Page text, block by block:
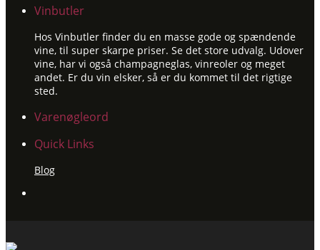
Vinbutler
Hos Vinbutler finder du en masse gode og spændende
vine, til super skarpe priser. Se det store udvalg. Udover
vine, har vi også champagneglas, vinreoler og meget
andet. Er du vin elsker, så er du kommet til det rigtige
sted.
Varenøgleord
Quick Links
Blog